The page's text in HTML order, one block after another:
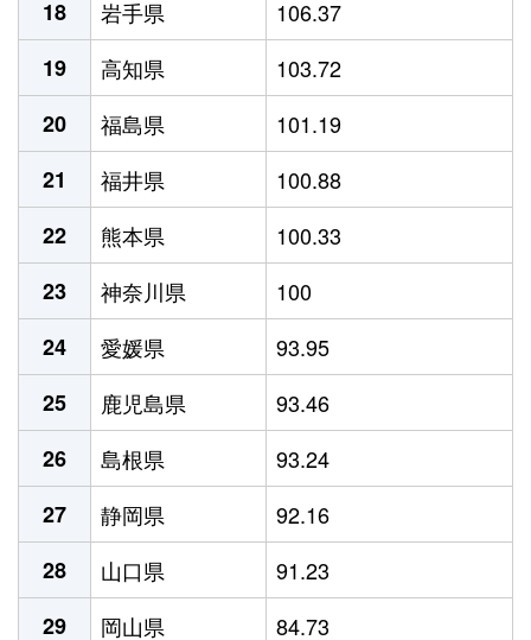
18
岩手県
106.37
19
高知県
103.72
20
福島県
101.19
21
福井県
100.88
22
熊本県
100.33
23
神奈川県
100
24
愛媛県
93.95
25
鹿児島県
93.46
26
島根県
93.24
27
静岡県
92.16
28
山口県
91.23
29
岡山県 84.73